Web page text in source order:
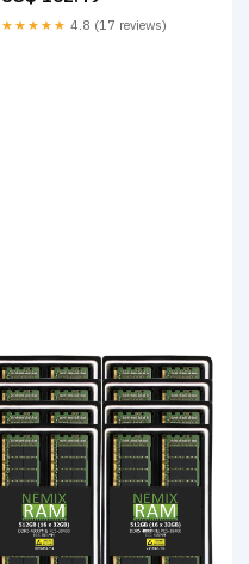
★★★★★ 4.8 (17 reviews)